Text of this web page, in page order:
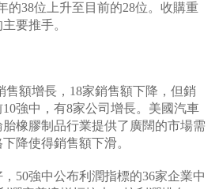
的38位上升至目前的28位。收購重
要推手。
額增長，18家銷售額下降，但銷
強中，有8家公司增長。美國汽車
橡膠制品行業提供了廣闊的市場需
降使得銷售額下滑。
50強中公布利潤指標的36家企業中